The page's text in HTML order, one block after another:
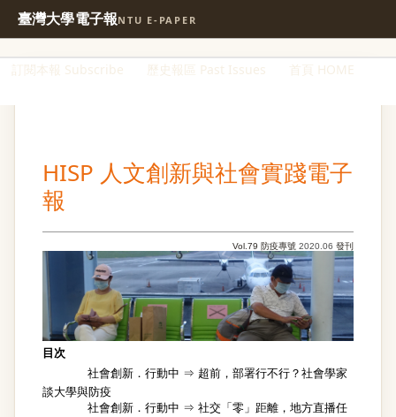
臺灣大學電子報NTU E-PAPER
訂閱本報 Subscribe 歷史報區 Past Issues 首頁 HOME
HISP 人文創新與社會實踐電子
報
Vol.79 防疫專號 2020.06 發刊
目次
社會創新．行動中 ⇒ 超前，部署行不行？社會學家
談大學與防疫
社會創新．行動中 ⇒ 社交「零」距離，地方直播任